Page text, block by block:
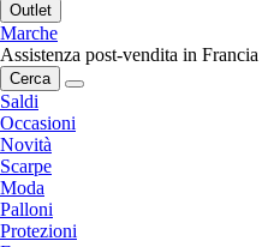
Outlet
Marche
Assistenza post-vendita in Francia
Cerca
Saldi
Occasioni
Novità
Scarpe
Moda
Palloni
Protezioni